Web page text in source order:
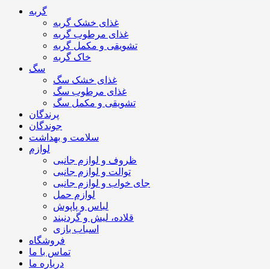
گربه
غذای خشک گربه
غذای مرطوب گربه
تشویقی و مکمل گربه
خاک گربه
سگ
غذای خشک سگ
غذای مرطوب سگ
تشویقی و مکمل سگ
پرندگان
جوندگان
سلامت و بهداشت
لوازم
ظروف و لوازم جانبی
توالت و لوازم جانبی
جای خواب و لوازم جانبی
لوازم حمل
لباس و پاپوش
قلاده، لیش و گردنبند
اسباب بازی
فروشگاه
تماس با ما
درباره ما